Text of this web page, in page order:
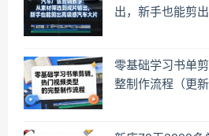
出，新手也能剪
零基础学习书单
整制作流程（更新